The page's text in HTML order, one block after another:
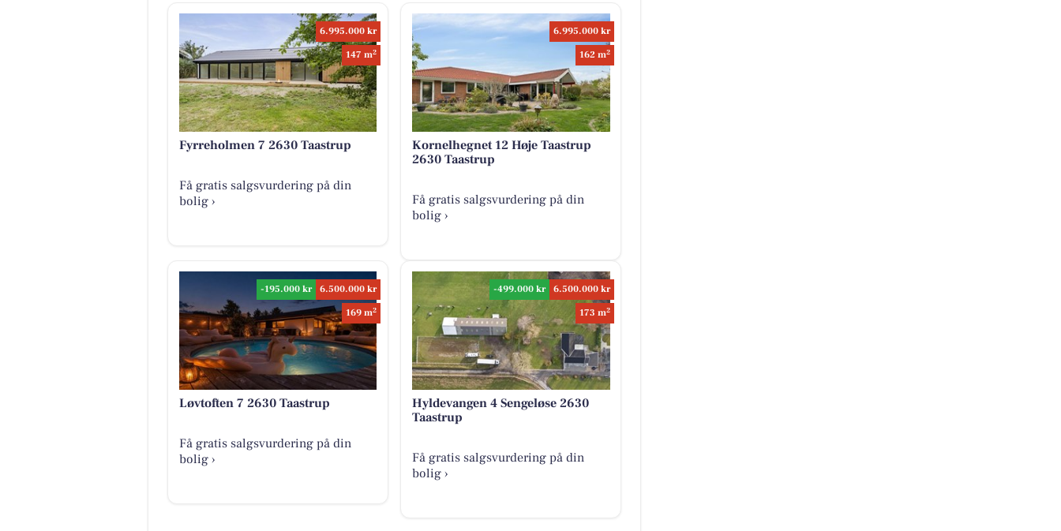
6.995.000 kr
147 m2
Fyrreholmen 7 2630 Taastrup
Få gratis salgsvurdering på din
bolig ›
6.995.000 kr
162 m2
Kornelhegnet 12 Høje Taastrup
2630 Taastrup
Få gratis salgsvurdering på din
bolig ›
-195.000 kr
6.500.000 kr
169 m2
Løvtoften 7 2630 Taastrup
Få gratis salgsvurdering på din
bolig ›
-499.000 kr
6.500.000 kr
173 m2
Hyldevangen 4 Sengeløse 2630
Taastrup
Få gratis salgsvurdering på din
bolig ›